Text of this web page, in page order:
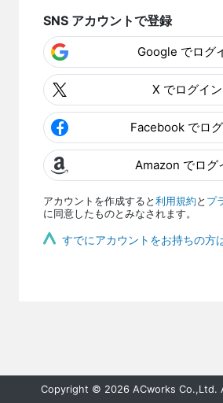
SNS アカウントで登録
Google でログ
X でログイン
Facebook でロ
Amazon でログ
アカウントを作成すると 利用規約 と プ
に同意したものとみなされます。
すでにアカウントをお持ちの方
Copyright © 2026 ACworks Co.,Ltd.